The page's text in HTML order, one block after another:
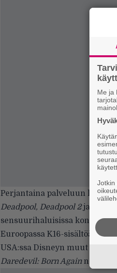
Perjantaina palveluun
Deadpool, Deadpool 2ja
sensuurihaluisissa
Euroopassa K16-sisältöä
USA:ssa Disneyn muut
Daredevil: Born Againnähdään
Me ja
Jotkin